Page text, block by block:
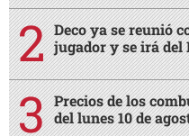
Deco ya se reunió
jugador y se irá del
Precios de los
del lunes 10 de